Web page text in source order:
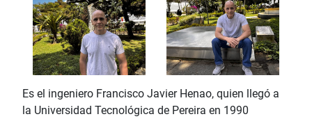
Es el ingeniero Francisco Javier Henao, quien llegó a
la Universidad Tecnológica de Pereira en 1990